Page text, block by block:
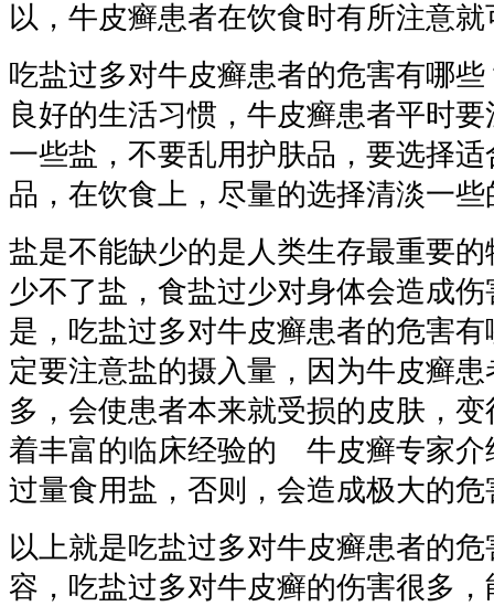
以，牛皮癣患者在饮食时有所注意
吃盐过多对牛皮癣患者的危害有哪
良好的生活习惯，牛皮癣患者平时
一些盐，不要乱用护肤品，要选择
品，在饮食上，尽量的选择清淡一些
盐是不能缺少的是人类生存最重要
少不了盐，食盐过少对身体会造成
是，吃盐过多对牛皮癣患者的危害
定要注意盐的摄入量，因为牛皮癣
多，会使患者本来就受损的皮肤，
着丰富的临床经验的 牛皮癣专家介
过量食用盐，否则，会造成极大的危
以上就是吃盐过多对牛皮癣患者的
容，吃盐过多对牛皮癣的伤害很多